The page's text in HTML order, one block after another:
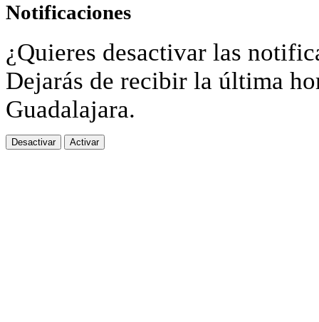
Notificaciones
¿Quieres desactivar las
Dejarás de recibir la última
Guadalajara.
Desactivar Activar